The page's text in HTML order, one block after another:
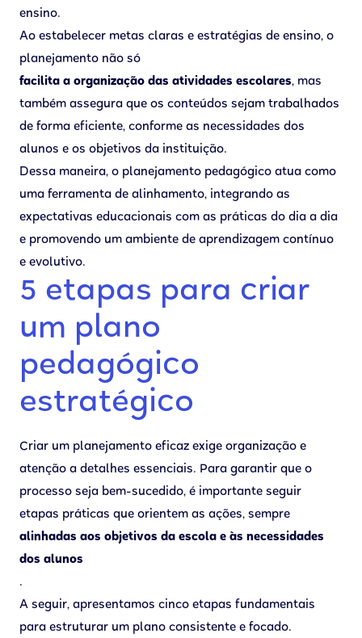
ensino.
Ao estabelecer metas claras e estratégias de ensino, o
planejamento não só
facilita a organização das atividades escolares, mas
também assegura que os conteúdos sejam trabalhados
de forma eficiente, conforme as necessidades dos
alunos e os objetivos da instituição.
Dessa maneira, o planejamento pedagógico atua como
uma ferramenta de alinhamento, integrando as
expectativas educacionais com as práticas do dia a dia
e promovendo um ambiente de aprendizagem contínuo
e evolutivo.
5 etapas para criar
um plano
pedagógico
estratégico
Criar um planejamento eficaz exige organização e
atenção a detalhes essenciais. Para garantir que o
processo seja bem-sucedido, é importante seguir
etapas práticas que orientem as ações, sempre
alinhadas aos objetivos da escola e às necessidades
dos alunos
.
A seguir, apresentamos cinco etapas fundamentais
para estruturar um plano consistente e focado.